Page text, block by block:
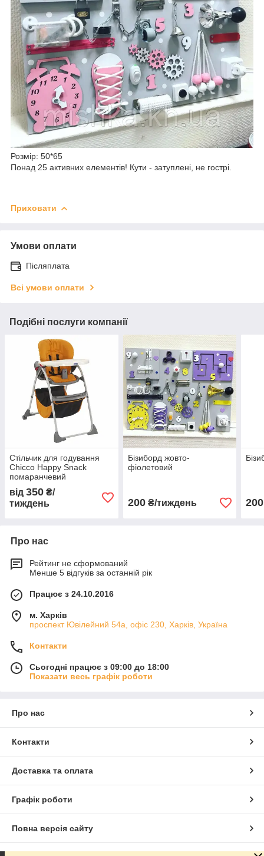
Розмір: 50*65
Понад 25 активних елементів! Кути - затуплені, не гострі.
Приховати
Умови оплати
Післяплата
Всі умови оплати
Подібні послуги компанії
Стільчик для годування
Chicco Happy Snack
помаранчевий
від 350 ₴/
тиждень
Бізиборд жовто-
фіолетовий
200₴/тиждень 200
Про нас
Рейтинг не сформований
Менше 5 відгуків за останній рік
Працює з 24.10.2016
м. Харків
проспект Ювілейний 54а, офіс 230, Харків, Україна
Контакти
Сьогодні працює з 09:00 до 18:00
Показати весь графік роботи
Про нас
Контакти
Доставка та оплата
Графік роботи
Повна версія сайту